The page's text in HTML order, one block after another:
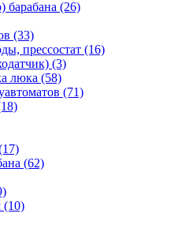
барабана (26)
(33)
прессостат (16)
(3)
люка (58)
(71)
(62)
(10)